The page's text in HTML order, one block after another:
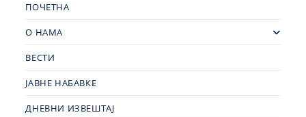
ПОЧЕТНА
О НАМА
ВЕСТИ
ЈАВНЕ НАБАВКЕ
ДНЕВНИ ИЗВЕШТАЈ